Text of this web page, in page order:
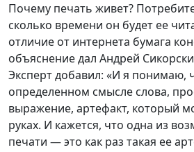
Почему печать живет?
сколько времени он будет ее
отличие от интернета бумага
объяснение дал Андрей
Эксперт добавил: «И я понимаю,
определенном смысле слова,
выражение, артефакт, который
руках. И кажется, что одна из
печати — это как раз такая ее